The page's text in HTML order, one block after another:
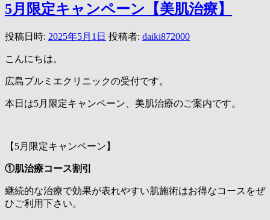
5月限定キャンペーン【美肌治療】
投稿日時: 2025年5月1日 投稿者: daiki872000
こんにちは。
広島プルミエクリニックの受付です。
本日は5月限定キャンペーン、美肌治療のご案内です。
【5月限定キャンペーン】
①肌治療コース割引
継続的な治療で効果が表れやすい肌施術はお得なコースをぜ
ひご利用下さい。